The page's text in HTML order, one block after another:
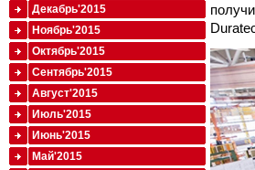
Декабрь'2015
Ноябрь'2015
Октябрь'2015
Сентябрь'2015
Август'2015
Июль'2015
Июнь'2015
Май'2015